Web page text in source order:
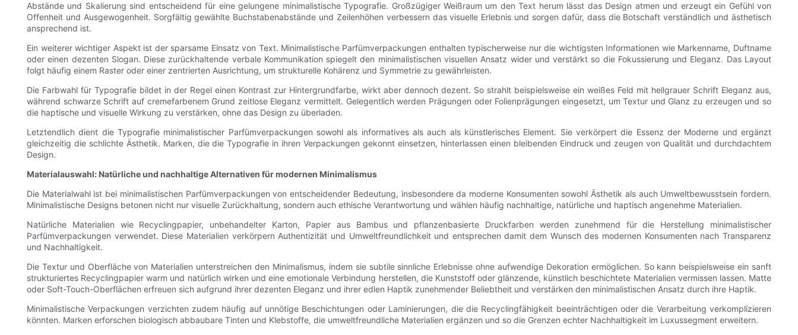
Abstände und Skalierung sind entscheidend für eine gelungene minimalistische Typografie. Großzügiger Weißraum um den Text herum lässt das Design atmen und erzeugt ein Gefühl von
Offenheit und Ausgewogenheit. Sorgfältig gewählte Buchstabenabstände und Zeilenhöhen verbessern das visuelle Erlebnis und sorgen dafür, dass die Botschaft verständlich und ästhetisch
ansprechend ist.
Ein weiterer wichtiger Aspekt ist der sparsame Einsatz von Text. Minimalistische Parfümverpackungen enthalten typischerweise nur die wichtigsten Informationen wie Markenname, Duftname
oder einen dezenten Slogan. Diese zurückhaltende verbale Kommunikation spiegelt den minimalistischen visuellen Ansatz wider und verstärkt so die Fokussierung und Eleganz. Das Layout
folgt häufig einem Raster oder einer zentrierten Ausrichtung, um strukturelle Kohärenz und Symmetrie zu gewährleisten.
Die Farbwahl für Typografie bildet in der Regel einen Kontrast zur Hintergrundfarbe, wirkt aber dennoch dezent. So strahlt beispielsweise ein weißes Feld mit hellgrauer Schrift Eleganz aus,
während schwarze Schrift auf cremefarbenem Grund zeitlose Eleganz vermittelt. Gelegentlich werden Prägungen oder Folienprägungen eingesetzt, um Textur und Glanz zu erzeugen und so
die haptische und visuelle Wirkung zu verstärken, ohne das Design zu überladen.
Letztendlich dient die Typografie minimalistischer Parfümverpackungen sowohl als informatives als auch als künstlerisches Element. Sie verkörpert die Essenz der Moderne und ergänzt
gleichzeitig die schlichte Ästhetik. Marken, die die Typografie in ihren Verpackungen gekonnt einsetzen, hinterlassen einen bleibenden Eindruck und zeugen von Qualität und durchdachtem
Design.
Materialauswahl: Natürliche und nachhaltige Alternativen für modernen Minimalismus
Die Materialwahl ist bei minimalistischen Parfümverpackungen von entscheidender Bedeutung, insbesondere da moderne Konsumenten sowohl Ästhetik als auch Umweltbewusstsein fordern.
Minimalistische Designs betonen nicht nur visuelle Zurückhaltung, sondern auch ethische Verantwortung und wählen häufig nachhaltige, natürliche und haptisch angenehme Materialien.
Natürliche Materialien wie Recyclingpapier, unbehandelter Karton, Papier aus Bambus und pflanzenbasierte Druckfarben werden zunehmend für die Herstellung minimalistischer
Parfümverpackungen verwendet. Diese Materialien verkörpern Authentizität und Umweltfreundlichkeit und entsprechen damit dem Wunsch des modernen Konsumenten nach Transparenz
und Nachhaltigkeit.
Die Textur und Oberfläche von Materialien unterstreichen den Minimalismus, indem sie subtile sinnliche Erlebnisse ohne aufwendige Dekoration ermöglichen. So kann beispielsweise ein sanft
strukturiertes Recyclingpapier warm und natürlich wirken und eine emotionale Verbindung herstellen, die Kunststoff oder glänzende, künstlich beschichtete Materialien vermissen lassen. Matte
oder Soft-Touch-Oberflächen erfreuen sich aufgrund ihrer dezenten Eleganz und ihrer edlen Haptik zunehmender Beliebtheit und verstärken den minimalistischen Ansatz durch ihre Haptik.
Minimalistische Verpackungen verzichten zudem häufig auf unnötige Beschichtungen oder Laminierungen, die die Recyclingfähigkeit beeinträchtigen oder die Verarbeitung verkomplizieren
könnten. Marken erforschen biologisch abbaubare Tinten und Klebstoffe, die umweltfreundliche Materialien ergänzen und so die Grenzen echter Nachhaltigkeit im Luxussegment erweitern.